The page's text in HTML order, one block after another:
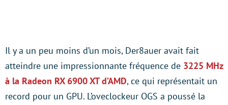
Il y a un peu moins d’un mois, Der8auer avait fait
atteindre une impressionnante fréquence de 3225 MHz
à la Radeon RX 6900 XT d’AMD, ce qui représentait un
record pour un GPU. L’oveclockeur OGS a poussé la